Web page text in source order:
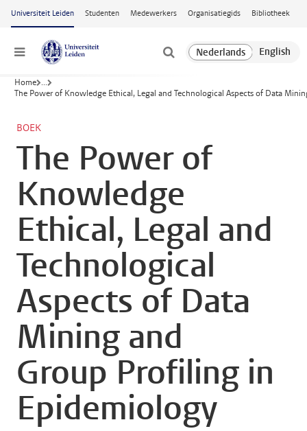
Ga naar hoofdinhoud
Universiteit Leiden Studenten Medewerkers Organisatiegids Bibliotheek
Menu
Home ...
The Power of Knowledge Ethical, Legal and Technological Aspects of Data
BOEK
The Power of
Knowledge
Ethical, Legal and
Technological
Aspects of Data
Mining and
Group Profiling in
Epidemiology